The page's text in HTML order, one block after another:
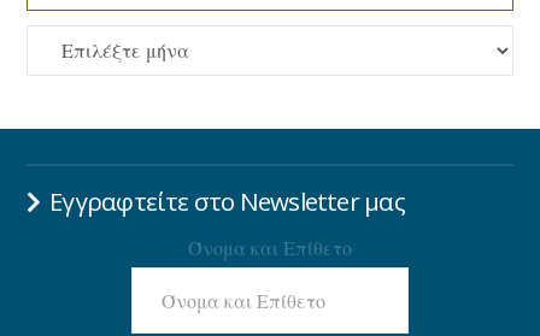
ΑΡΧΕΙΟ
Εγγραφτείτε στο Newsletter μας
Όνομα και Επίθετο